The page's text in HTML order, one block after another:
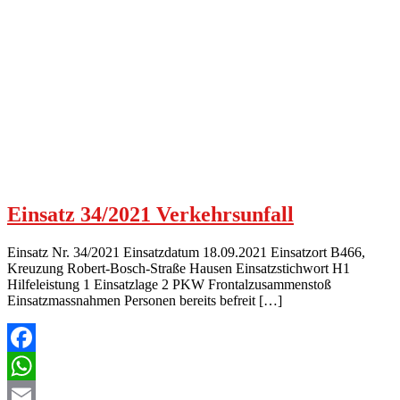
Einsatz 34/2021 Verkehrsunfall
Einsatz Nr. 34/2021 Einsatzdatum 18.09.2021 Einsatzort B466,
Kreuzung Robert-Bosch-Straße Hausen Einsatzstichwort H1
Hilfeleistung 1 Einsatzlage 2 PKW Frontalzusammenstoß
Einsatzmassnahmen Personen bereits befreit […]
Facebook
WhatsApp